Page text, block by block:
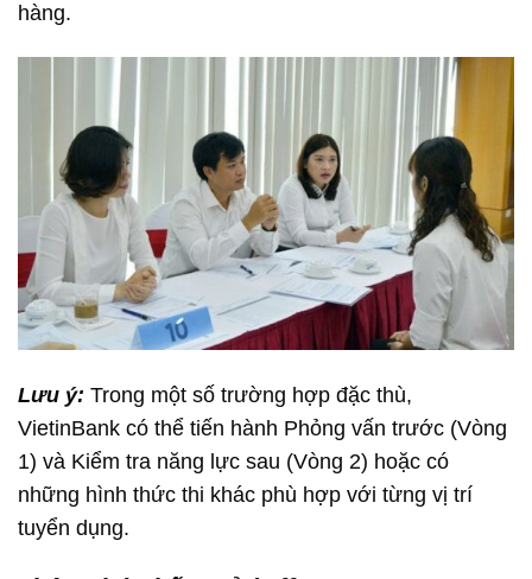
hàng.
Lưu ý: Trong một số trường hợp đặc thù,
VietinBank có thể tiến hành Phỏng vấn trước (Vòng
1) và Kiểm tra năng lực sau (Vòng 2) hoặc có
những hình thức thi khác phù hợp với từng vị trí
tuyển dụng.